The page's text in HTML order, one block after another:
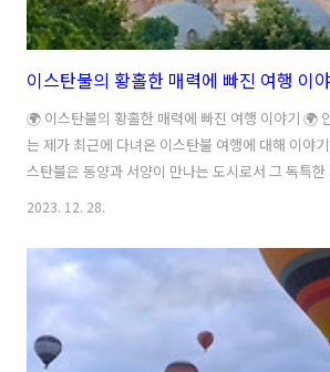
이스탄불의 황홀한 매력에 빠진 여행 이
🌍 이스탄불의 황홀한 매력에 빠진 여행 이야기 🌍
는 제가 최근에 다녀온 이스탄불 여행에 대해 이야
스탄불은 동양과 서양이 만나는 도시로서 그 독특
의 관심을 받고 있습니다. 저 또한 이스탄불의 아름
첫 날, 저는 블루 모스크를 방문했습니다. 블루 모
름다운 파란색 돔과 벽면으로 유명한 명소입니다.
아름다운 타일들로 가득 차 있어서 마치 동화 속에
주었습니다. 또한, 모스크 앞에는 넓은 광장이 펼쳐
산책을 즐기거나 휴식을 취하기에 안성맞춤이었습
2023. 12. 28.